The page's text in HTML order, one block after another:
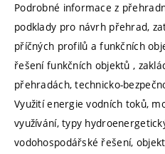
Podrobné informace z
podklady pro návrh přehrad,
příčných profilů a funkčních
řešení funkčních objektů ,
přehradách, technicko-
Využití energie vodních toků,
využívání, typy
vodohospodářské řešení,